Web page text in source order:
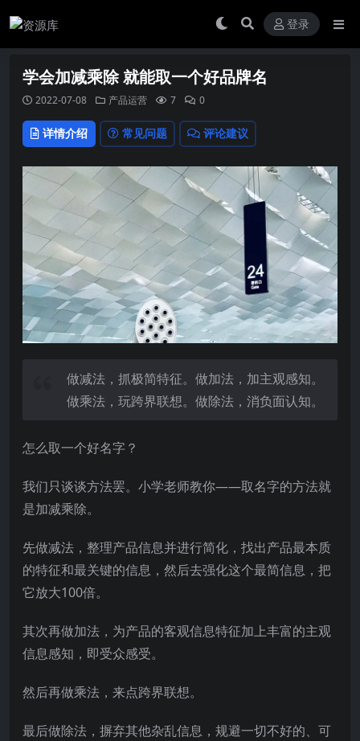
登录
学会加减乘除 就能取一个好品牌名
2022-07-08 产品运营 7 0
详情介绍 常见问题 评论建议
做减法，抓极简特征。做加法，加主观感知。
做乘法，玩跨界联想。做除法，消负面认知。
怎么取一个好名字？
我们只谈谈方法罢。小学老师教你——取名字的方法就
是加减乘除。
先做减法，整理产品信息并进行简化，找出产品最本质
的特征和最关键的信息，然后去强化这个最简信息，把
它放大100倍。
其次再做加法，为产品的客观信息特征加上丰富的主观
信息感知，即受众感受。
然后再做乘法，来点跨界联想。
最后做除法，摒弃其他杂乱信息，规避一切不好的、可